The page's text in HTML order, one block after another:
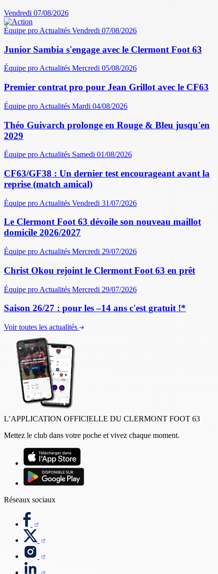
Vendredi 07/08/2026
Équipe pro Actualités Vendredi 07/08/2026
Junior Sambia s'engage avec le Clermont Foot 63
Équipe proActualités Mercredi 05/08/2026
Premier contrat pro pour Jean Grillot avec le CF63
Équipe pro Actualités Mardi 04/08/2026
Théo Guivarch prolonge en Rouge & Bleu jusqu'en
2029
Équipe pro Actualités Samedi 01/08/2026
CF63/GF38 : Un dernier test encourageant avant la
reprise (match amical)
Équipe pro Actualités Vendredi 31/07/2026
Le Clermont Foot 63 dévoile son nouveau maillot
domicile 2026/2027
Équipe pro Actualités Mercredi 29/07/2026
Christ Okou rejoint le Clermont Foot 63 en prêt
Équipe pro Actualités Mercredi 29/07/2026
Saison 26/27 : pour les –14 ans c'est gratuit !*
Voir toutes les actualités
L’APPLICATION OFFICIELLE DU CLERMONT FOOT 63
Mettez le club dans votre poche et vivez chaque moment.
Réseaux sociaux